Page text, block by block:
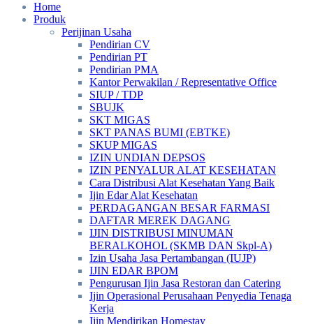
Home
Produk
Perijinan Usaha
Pendirian CV
Pendirian PT
Pendirian PMA
Kantor Perwakilan / Representative Office
SIUP / TDP
SBUJK
SKT MIGAS
SKT PANAS BUMI (EBTKE)
SKUP MIGAS
IZIN UNDIAN DEPSOS
IZIN PENYALUR ALAT KESEHATAN
Cara Distribusi Alat Kesehatan Yang Baik
Ijin Edar Alat Kesehatan
PERDAGANGAN BESAR FARMASI
DAFTAR MEREK DAGANG
IJIN DISTRIBUSI MINUMAN
BERALKOHOL (SKMB DAN Skpl-A)
Izin Usaha Jasa Pertambangan (IUJP)
IJIN EDAR BPOM
Pengurusan Ijin Jasa Restoran dan Catering
Ijin Operasional Perusahaan Penyedia Tenaga
Kerja
Ijin Mendirikan Homestay